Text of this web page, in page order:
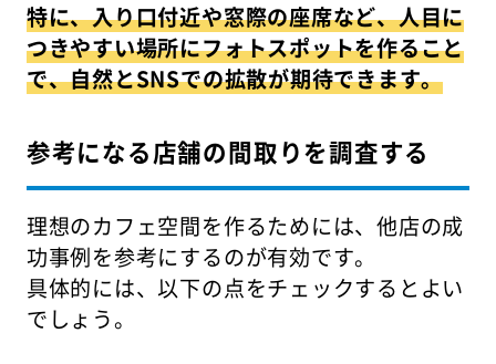
特に、入り口付近や窓際の座席など、人目に
つきやすい場所にフォトスポットを作ること
で、自然とSNSでの拡散が期待できます。
参考になる店舗の間取りを調査する
理想のカフェ空間を作るためには、他店の成
功事例を参考にするのが有効です。
具体的には、以下の点をチェックするとよい
でしょう。